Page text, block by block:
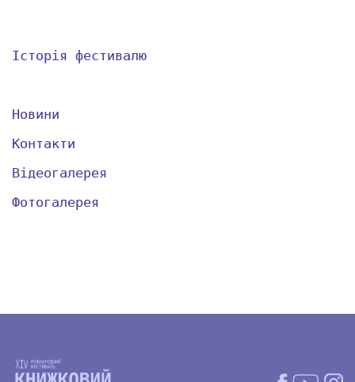
Історія фестивалю
Новини
Контакти
Відеогалерея
Фотогалерея